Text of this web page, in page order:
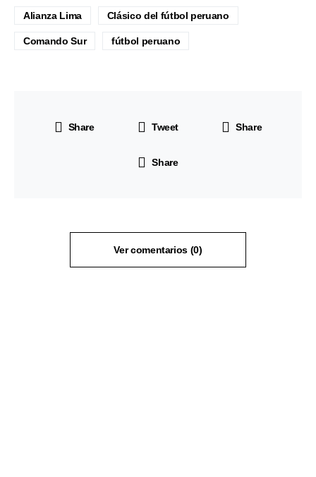
Alianza Lima Clásico del fútbol peruano
Comando Sur fútbol peruano
Share Tweet Share
Share
Ver comentarios (0)